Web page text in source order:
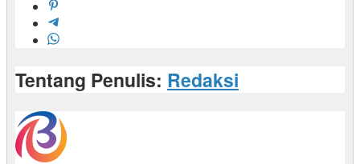
Tentang Penulis: Redaksi